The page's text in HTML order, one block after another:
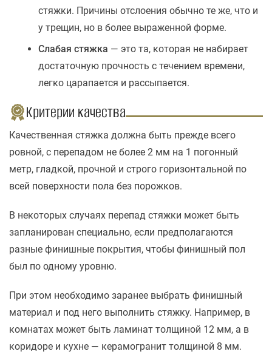
стяжки. Причины отслоения обычно те же, что и
у трещин, но в более выраженной форме.
Слабая стяжка — это та, которая не набирает
достаточную прочность с течением времени,
легко царапается и рассыпается.
Критерии качества
Качественная стяжка должна быть прежде всего
ровной, с перепадом не более 2 мм на 1 погонный
метр, гладкой, прочной и строго горизонтальной по
всей поверхности пола без порожков.
В некоторых случаях перепад стяжки может быть
запланирован специально, если предполагаются
разные финишные покрытия, чтобы финишный пол
был по одному уровню.
При этом необходимо заранее выбрать финишный
материал и под него выполнить стяжку. Например, в
комнатах может быть ламинат толщиной 12 мм, а в
коридоре и кухне — керамогранит толщиной 8 мм.